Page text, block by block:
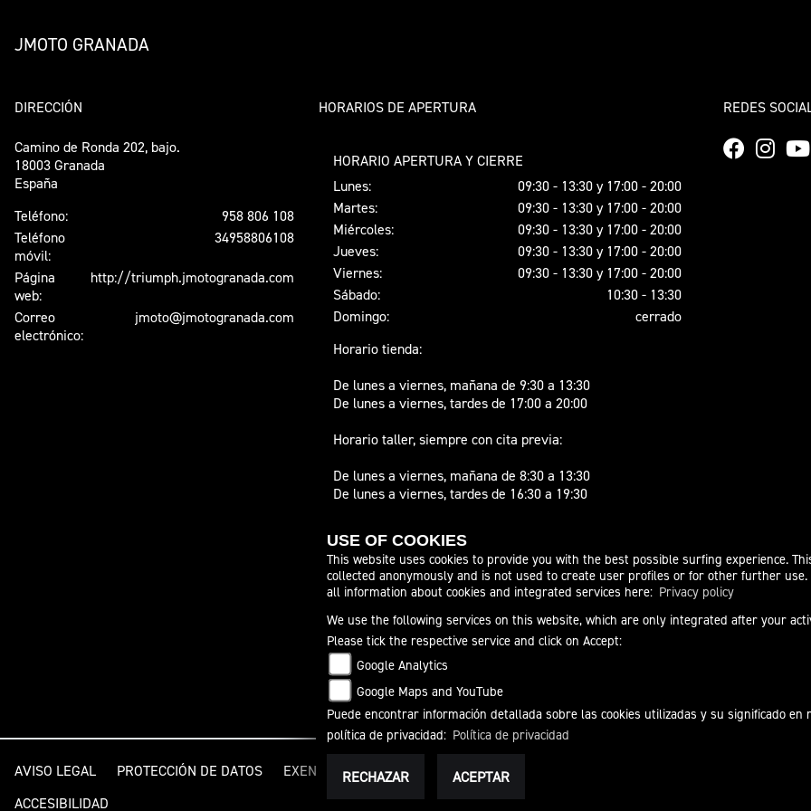
JMOTO GRANADA
DIRECCIÓN
Camino de Ronda 202, bajo.
18003 Granada
España
Teléfono:
958 806 108
Teléfono
móvil:
34958806108
Página
web:
http://triumph.jmotogranada.com
Correo
electrónico:
jmoto@jmotogranada.com
HORARIOS DE APERTURA
HORARIO APERTURA Y CIERRE
Lunes:
09:30 - 13:30 y 17:00 - 20:00
Martes:
09:30 - 13:30 y 17:00 - 20:00
Miércoles:
09:30 - 13:30 y 17:00 - 20:00
Jueves:
09:30 - 13:30 y 17:00 - 20:00
Viernes:
09:30 - 13:30 y 17:00 - 20:00
Sábado:
10:30 - 13:30
Domingo:
cerrado
Horario tienda:
De lunes a viernes, mañana de 9:30 a 13:30
De lunes a viernes, tardes de 17:00 a 20:00
Horario taller, siempre con cita previa:
De lunes a viernes, mañana de 8:30 a 13:30
De lunes a viernes, tardes de 16:30 a 19:30
cada mes, exceptuando los meses de julio y agosto.
Para más facilidad a la hora de concertar una cita
contáctanos por whatsapp, te devolveremos una llamada.
Atendemos en nuestros teléfonos 958 806 108 y 647 491
694. También por whatsapp.
REDES
CONDICIONES GENERALES
AVISO LEGAL PROTECCIÓN DE DATOS
EXENCIÓN DE RESPONSABILIDAD
ACCESIBILIDAD
USE OF COOKIES
This website uses cookies to provide you with the best possible surfing experience.
collected anonymously and is not used to create user profiles or for other further use.
all information about cookies and integrated services here: Privacy policy
We use the following services on this website, which are only integrated after your
Please tick the respective service and click on Accept:
Google Analytics
Google Maps and YouTube
Puede encontrar información detallada sobre las cookies utilizadas y su significado en
política de privacidad: Política de privacidad
RECHAZAR ACEPTAR